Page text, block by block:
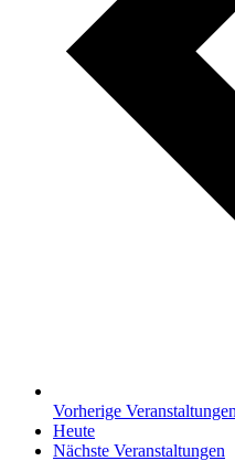
Vorherige Veranstaltungen
Heute
Nächste Veranstaltungen